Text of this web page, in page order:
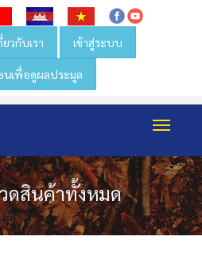
ยวกับเรา เข้าสู่ระบบ
นเพื่อดูผลประมูล
ดสินค้าทั้งหมด